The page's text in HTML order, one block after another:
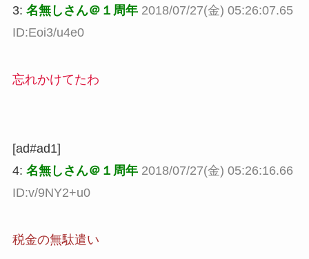
3: 名無しさん＠１周年 2018/07/27(金) 05:26:07.65
ID:Eoi3/u4e0
忘れかけてたわ
[ad#ad1]
4: 名無しさん＠１周年 2018/07/27(金) 05:26:16.66
ID:v/9NY2+u0
税金の無駄遣い